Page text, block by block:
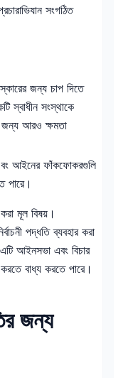
সংগঠিত
জন্য চাপ দিতে
স্বাধীন সংস্থাকে
জন্য আরও ক্ষমতা
আইনের ফাঁকফোকরগুলি
পারে।
মূল বিষয়।
পদ্ধতি ব্যবহার করা
আইনসভা এবং বিচার
বাধ্য করতে পারে।
জন্য